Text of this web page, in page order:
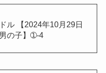
ル 【2024年10月29日
の子】➀-4